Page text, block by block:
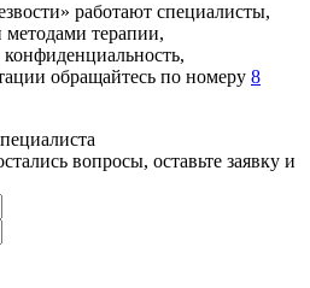
работают специалисты,
терапии,
обращайтесь по номеру 8
вопросы, оставьте заявку и